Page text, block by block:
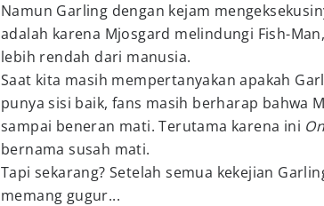
Namun Garling dengan kejam
adalah karena Mjosgard melindungi Fish-
lebih rendah dari manusia.
Saat kita masih mempertanyakan apakah
punya sisi baik, fans masih berharap bahwa
sampai beneran mati. Terutama karena ini
bernama susah mati.
Tapi sekarang? Setelah semua kekejian
memang gugur...